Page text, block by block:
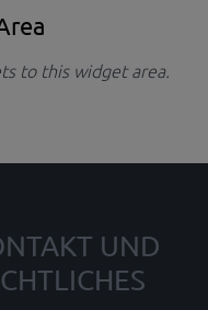
to this widget area.
UND